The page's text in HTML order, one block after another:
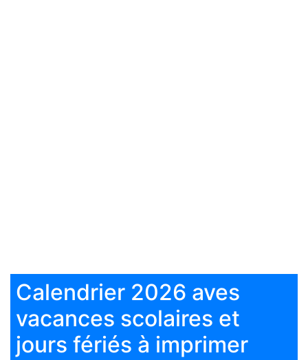
Calendrier 2026 aves
vacances scolaires et
jours fériés à imprimer